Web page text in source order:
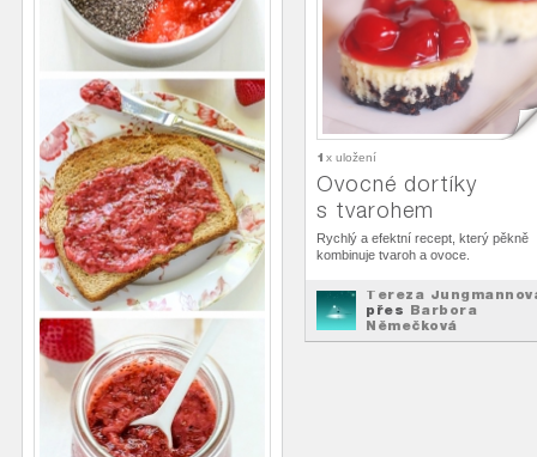
1 x uložení
Ovocné dortíky
s tvarohem
Rychlý a efektní recept, který pěkně
kombinuje tvaroh a ovoce.
Tereza
přes Barbora
Němečková
naTop Recepty